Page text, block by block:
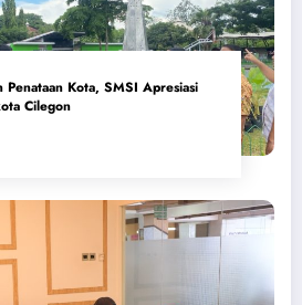
Penataan Kota, SMSI Apresiasi
Cilegon